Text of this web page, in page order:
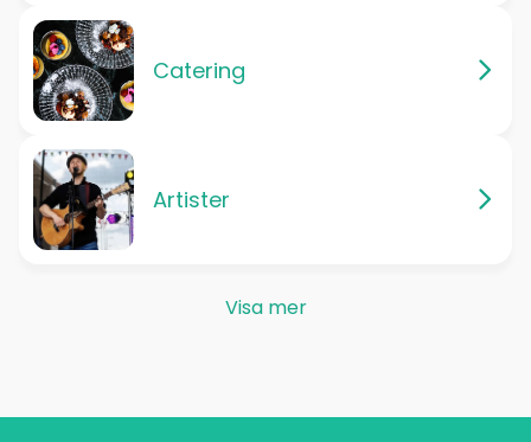
Catering
Artister
Visa mer